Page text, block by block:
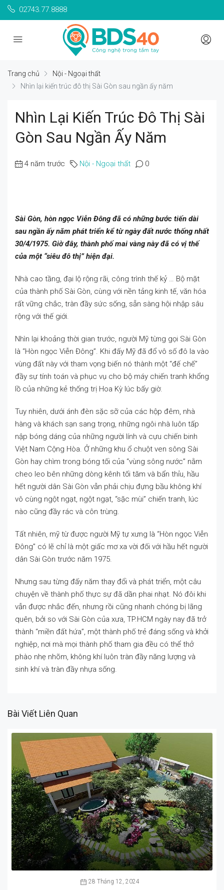
02743.77.8888
Trang chủ
Nội - Ngoại thất
Nhìn lại kiến trúc đô thị Sài Gòn sau ngần ấy năm
Nhìn Lại Kiến Trúc Đô Thị Sài
Gòn Sau Ngần Ấy Năm
4 năm trước Nội - Ngoại thất 0
Sài Gòn, hòn ngọc Viễn Đông đã có những bước tiến dài
sau ngần ấy năm phát triển kể từ ngày đất nước thống nhất
30/4/1975. Giờ đây, thành phố mai vàng này đã có vị thế
của một “siêu đô thị” hiện đại.
Nhà cao tầng, đại lộ rộng rãi, công trình thế kỷ … Bộ mặt
của thành phố Sài Gòn, cùng với nền tảng kinh tế, văn hóa
rất vững chắc, tràn đầy sức sống, sẵn sàng hội nhập sâu
rộng với thế giới.
Nhìn lại khoảng thời gian trước, người Mỹ từng gọi Sài Gòn
là “Hòn ngọc Viễn Đông”. Khi đấy Mỹ đã đổ vô số đô la vào
vùng đất này với tham vọng biến nó thành một “đế chế”
đầy sự tính toán và phục vụ cho bộ máy chiến tranh khổng
lồ của những kẻ thống trị Hoa Kỳ lúc bấy giờ.
Tuy nhiên, dưới ánh đèn sặc sỡ của các hộp đêm, nhà
hàng và khách sạn sang trọng, những ngôi nhà luôn tấp
nập bóng dáng của những người lính và cựu chiến binh
Việt Nam Cộng Hòa. Ở những khu ổ chuột ven sông Sài
Gòn hay chìm trong bóng tối của “vùng sông nước” nằm
cheo leo bên những dòng kênh tối tăm và bẩn thỉu, hầu
hết người dân Sài Gòn vẫn phải chịu đựng bầu không khí
vô cùng ngột ngạt, ngột ngạt, “sặc mùi” chiến tranh, lúc
nào cũng đầy rác và côn trùng.
Tất nhiên, mỹ từ được người Mỹ tự xưng là “Hòn ngọc Viễn
Đông” có lẽ chỉ là một giấc mơ xa vời đối với hầu hết người
dân Sài Gòn trước năm 1975.
Nhưng sau từng đấy năm thay đổi và phát triển, một câu
chuyện về thành phố thực sự đã dần phai nhạt. Nó đôi khi
vẫn được nhắc đến, nhưng rồi cũng nhanh chóng bị lãng
quên, bởi so với Sài Gòn của xưa, TP.HCM ngày nay đã trở
thành “miền đất hứa”, một thành phố trẻ đáng sống và khởi
nghiệp, nơi mà mọi thành phố tham gia đều có thể thở
phào nhẹ nhõm, không khí luôn tràn đầy năng lượng và
sinh khí và tràn đầy nhựa sống.
Bài Viết Liên Quan
28 Tháng 12, 2024